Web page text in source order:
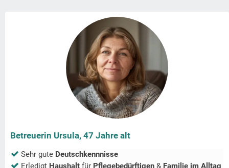
Betreuerin Ursula, 47 Jahre alt
Sehr gute Deutschkennnisse
Erledigt Haushalt für Pflegebedürftigen & Familie im Alltag